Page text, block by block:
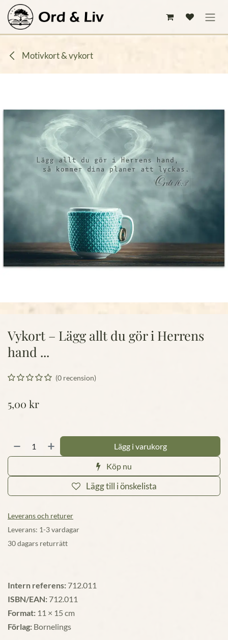
Hoppa till innehåll
Motivkort & vykort
Vykort – Lägg allt du gör i Herrens
hand ...
(0 recension)
5,00 kr
Lägg i varukorg
Köp nu
Lägg till i önskelista
Leverans och returer
Leverans: 1-3 vardagar
30 dagars returrätt
Intern referens: 712.011
ISBN/EAN: 712.011
Format: 11 × 15 cm
Förlag: Bornelings